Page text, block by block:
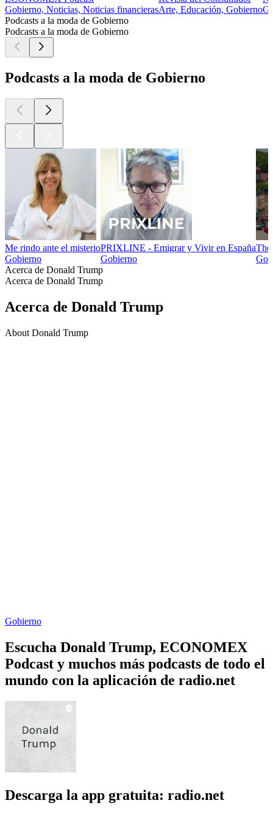
Gobierno, Noticias, Noticias financierasArte, Educación, Gobierno
Podcasts a la moda de Gobierno
Podcasts a la moda de Gobierno
Podcasts a la moda de Gobierno
Me rindo ante el misterio
Gobierno
PRIXLINE - Emigrar y Vivir en España
Gobierno
The
Acerca de Donald Trump
Acerca de Donald Trump
Acerca de Donald Trump
About Donald Trump
Gobierno
Escucha Donald Trump, ECONOMEX
Podcast y muchos más podcasts de todo el
mundo con la aplicación de radio.net
Descarga la app gratuita: radio.net